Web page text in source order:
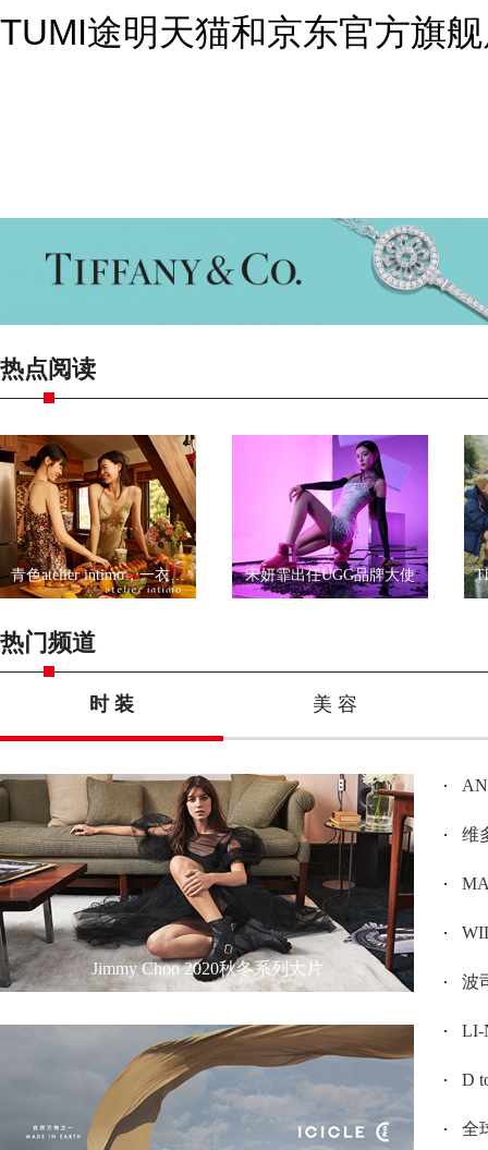
TUMI途明天猫和京东官方旗
热点阅读
青色atelier intimo，一衣一带尽显优雅 宋妍霏出任UGG品牌大使
热门频道
时 装 美 容
Jimmy Choo 2020秋冬系列大片
维
波
LI-
D
全